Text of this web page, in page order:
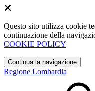
Questo sito utilizza cookie
continuazione della
COOKIE POLICY
Continua la navigazione
Regione Lombardia